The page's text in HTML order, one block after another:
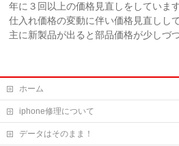
年に３回以上の価格見直しをしています
仕入れ価格の変動に伴い価格見直しし
主に新製品が出ると部品価格が少しづ
ホーム
iphone修理について
データはそのまま！